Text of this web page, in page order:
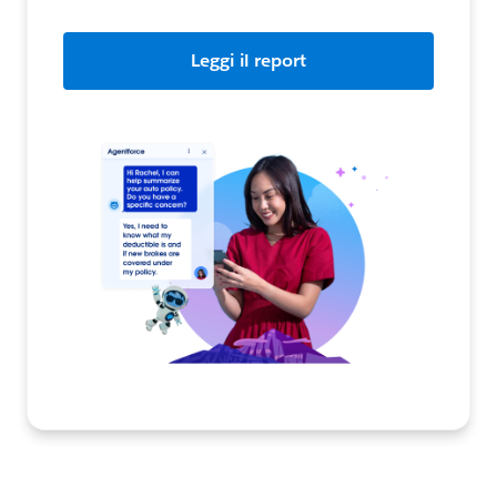
Leggi il report